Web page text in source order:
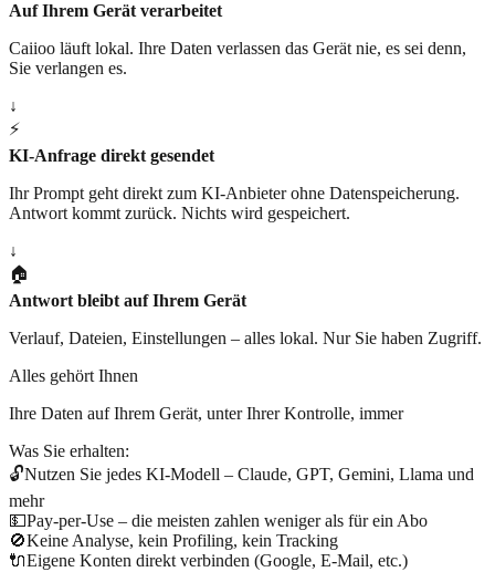
Auf Ihrem Gerät verarbeitet
Caiioo läuft lokal. Ihre Daten verlassen das Gerät nie, es sei denn,
Sie verlangen es.
↓
⚡
KI-Anfrage direkt gesendet
Ihr Prompt geht direkt zum KI-Anbieter ohne Datenspeicherung.
Antwort kommt zurück. Nichts wird gespeichert.
↓
🏠
Antwort bleibt auf Ihrem Gerät
Verlauf, Dateien, Einstellungen – alles lokal. Nur Sie haben Zugriff.
Alles gehört Ihnen
Ihre Daten auf Ihrem Gerät, unter Ihrer Kontrolle, immer
Was Sie erhalten:
🔓Nutzen Sie jedes KI-Modell – Claude, GPT, Gemini, Llama und
mehr
💵Pay-per-Use – die meisten zahlen weniger als für ein Abo
🚫Keine Analyse, kein Profiling, kein Tracking
🔌Eigene Konten direkt verbinden (Google, E-Mail, etc.)